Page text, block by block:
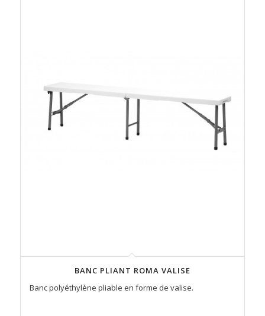
BANC PLIANT ROMA VALISE
Banc polyéthylène pliable en forme de valise.